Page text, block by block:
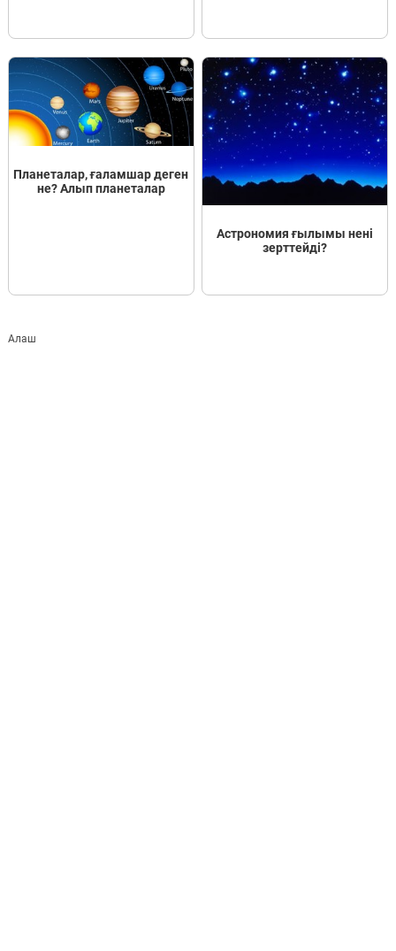
Планеталар, ғаламшар деген
не? Алып планеталар
Астрономия ғылымы нені
зерттейді?
Алаш